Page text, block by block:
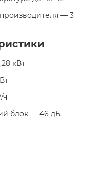
— 3
кВт
ч
блок — 46 дБ,